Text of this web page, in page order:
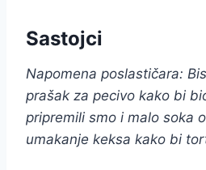
Sastojci
Napomena poslastičara:
prašak za pecivo kako bi
pripremili smo i malo soka
umakanje keksa kako bi